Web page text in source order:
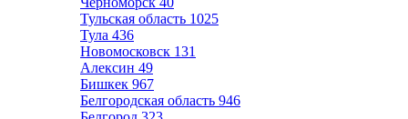
Тульская область 1025
Тула 436
Новомосковск 131
Алексин 49
Бишкек 967
Белгородская область 946